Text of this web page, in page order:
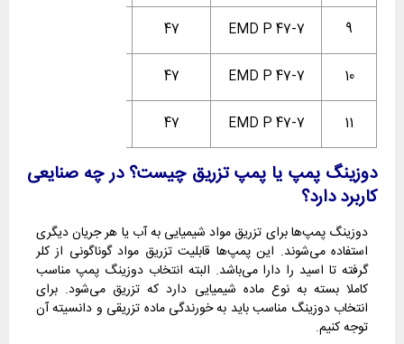
9
EMD P 47-7
47
10
EMD P 47-7
47
11
EMD P 47-7
47
دوزینگ پمپ یاپمپ تزریق چیست؟ در چه صنایعی
کاربرد دارد؟
دوزینگ پمپ‌ها برای تزریق مواد شیمیایی به آب یا هر جریان دیگری
استفاده می‌شوند. این پمپ‌ها قابلیت تزریق مواد گوناگونی از کلر
گرفته تا اسید را دارا می‌باشد. البته انتخاب دوزینگ پمپ مناسب
کاملا بسته به نوع ماده شیمیایی دارد که تزریق می‌شود. برای
انتخاب دوزینگ مناسب باید به خورندگی ماده تزریقی و دانسیته آن
توجه کنیم.